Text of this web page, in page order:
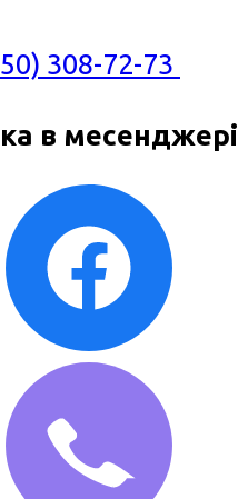
308-72-73
в месенджері